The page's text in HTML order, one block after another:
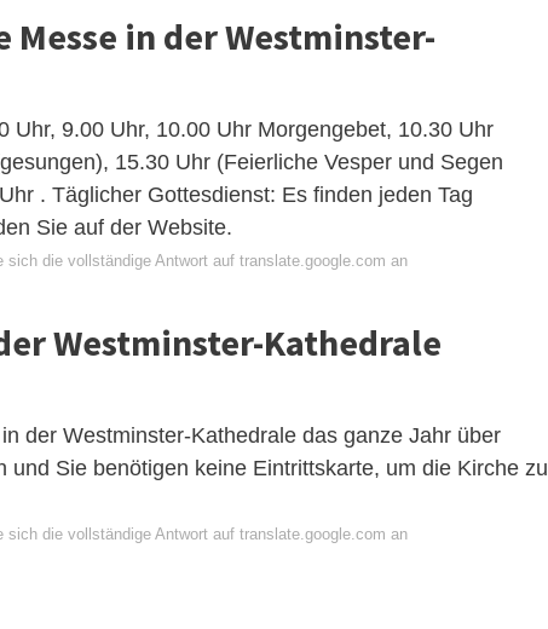
in der Westminster-
Uhr, 9.00 Uhr, 10.00 Uhr Morgengebet, 10.30 Uhr
15.30 Uhr (Feierliche Vesper und Segen
. Täglicher Gottesdienst: Es finden jeden Tag
Sie auf der Website.
sich die vollständige Antwort auf translate.google.com an
Westminster-Kathedrale
der Westminster-Kathedrale das ganze Jahr über
und Sie benötigen keine Eintrittskarte, um die Kirche zu
sich die vollständige Antwort auf translate.google.com an